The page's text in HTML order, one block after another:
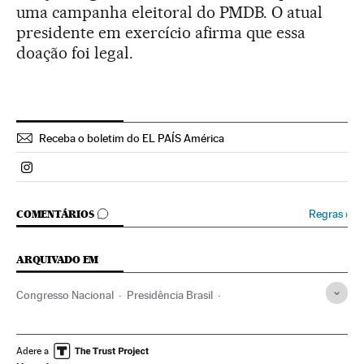
uma campanha eleitoral do PMDB. O atual
presidente em exercício afirma que essa
doação foi legal.
Receba o boletim do EL PAÍS América
Politica El País Brasil en Instagram
COMENTÁRIOS
COMENTÁRIOS Regras›
ARQUIVADO EM
Congresso Nacional Presidência Brasil
Conflitos políticos Parlamento
Adere a